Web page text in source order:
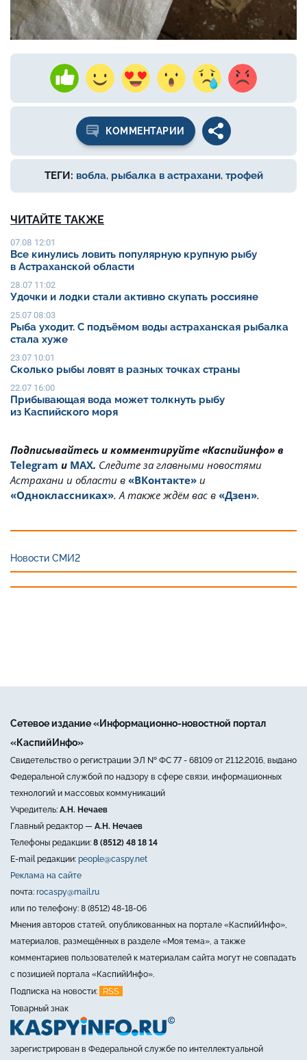
КОММЕНТАРИИ
ТЕГИ: вобла, рыбалка в астрахани, трофей
ЧИТАЙТЕ ТАКЖЕ
07.08 12:01
Все кинулись ловить популярную крупную рыбу
в Астраханской области
28.07 11:02
Удочки и лодки стали активно скупать россияне
25.07 08:03
Рыба уходит. С подъёмом воды астраханская рыбалка
стала хуже
23.07 10:01
Сколько рыбы ловят в разных точках страны
22.07 16:00
Прибывающая вода может толкнуть рыбу
из Каспийского моря
Подписывайтесь и комментируйте «Каспийинфо» в
Telegram и MAX. Cледите за главными новостями
Астрахани и области в «ВКонтакте» и
«Одноклассниках». А также ждём вас в «Дзен».
Новости СМИ2
Сетевое издание «Информационно-новостной портал
«КаспийИнфо»
Свидетельство о регистрации ЭЛ № ФС 77 - 68109 от 21.12.2016, выдано
Федеральной службой по надзору в сфере связи, информационных
технологий и массовых коммуникаций
Учредитель: А.Н. Нечаев
Главный редактор — А.Н. Нечаев
Телефоны редакции: 8 (8512) 48 18 14
E-mail редакции: people@caspy.net
Реклама на сайте
почта: rocaspy@mail.ru
или по телефону: 8 (8512) 48-18-06
Мнения авторов статей, опубликованных на портале «КаспийИнфо»,
материалов, размещённых в разделе «Моя тема», а также
комментариев пользователей к материалам сайта могут не совпадать
с позицией портала «КаспийИнфо».
Подписка на новости:
RSS
Товарный знак
зарегистрирован в Федеральной службе по интеллектуальной